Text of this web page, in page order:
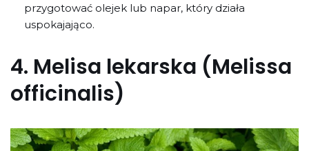
przygotować olejek lub napar, który działa
uspokajająco.
4. Melisa lekarska (Melissa
officinalis)